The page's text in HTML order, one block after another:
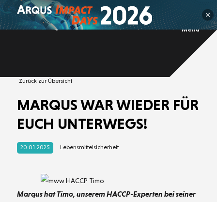
Menü
Integrierte
(IMS)
Umweltschutz
Zurück zur Übersicht
MARQUS WAR WIEDER FÜR
EUCH UNTERWEGS!
20.01.2025 Lebensmittelsicherheit
Marqus hat Timo, unserem HACCP-Experten bei seiner